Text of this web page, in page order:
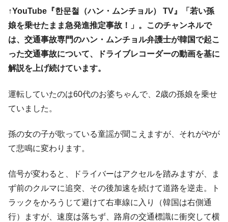
『Money1』
【対日本円】ウォン安が急進！ 日米の協調
に韓国がいっちょがみしたのでは。
『Money1』
韓国政府『BYD』車への補助金を全廃 ⇒ 実
は韓国で『BYD』車は売れている。6カ月で対前年同期比
1.9倍！
『Money1』
在韓米国大使スティールが着韓！⇒ さっそ
ドを掲げる「在韓反米勢力」
『Money1』
『Money1』
JPモルガン「韓国レバレッジETFの清算は
ほぼ終わった」
『Money1』
韓国『国民年金公団』株価暴落で200兆蒸
発。
韓国政府「ニセＫ-ブランドを通報しようキ
ャンペーン」⇒ あの名物教授も登場！
↑YouTube『한문철（ハン・ムンチョル） TV』「若い孫
娘を乗せたまま急発進推定事故！」。このチャンネルで
は、交通事故専門のハン・ムンチョル弁護士が韓国で起こ
った交通事故について、ドライブレコーダーの動画を基に
解説を上げ続けています。
運転していたのは60代のお婆ちゃんで、2歳の孫娘を乗せ
ていました。
孫の女の子が歌っている童謡が聞こえますが、それがやが
て悲鳴に変わります。
信号が変わると、ドライバーはアクセルを踏みますが、ま
ず前のクルマに追突、その後加速を続けて道路を逆走。ト
ラックをかろうじて避けて右車線に入り（韓国は右側通
行）ますが、速度は落ちず、路肩の交通標識に衝突して横